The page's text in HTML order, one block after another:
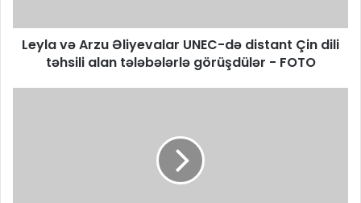
Leyla və Arzu Əliyevalar UNEC-də distant Çin dili
təhsili alan tələbələrlə görüşdülər - FOTO